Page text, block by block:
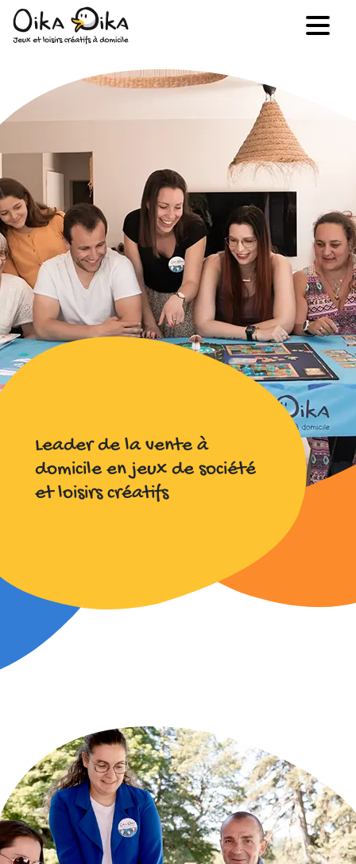
Leader de la vente à
domicile en jeux de société
et loisirs créatifs